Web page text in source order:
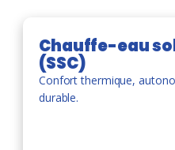
Chauffe-eau
(SSC)
Confort thermique,
durable.